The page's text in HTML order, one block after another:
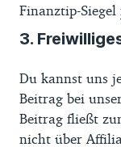
Finanztip-Siegel
3.
Du kannst uns
Beitrag bei
Beitrag fließt
nicht über